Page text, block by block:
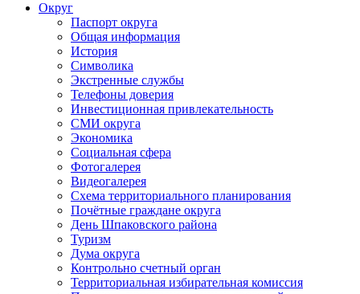
Округ
Паспорт округа
Общая информация
История
Символика
Экстренные службы
Телефоны доверия
Инвестиционная привлекательность
СМИ округа
Экономика
Социальная сфера
Фотогалерея
Видеогалерея
Схема территориального планирования
Почётные граждане округа
День Шпаковского района
Туризм
Дума округа
Контрольно счетный орган
Территориальная избирательная комиссия